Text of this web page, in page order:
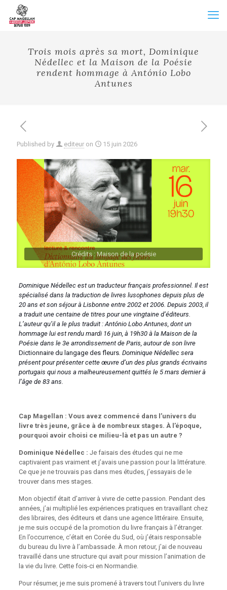
Trois mois après sa mort, Dominique
Nédellec et la Maison de la Poésie
rendent hommage à António Lobo
Antunes
Published by editeur on 15 juin 2026
Crédits : Maison de la poésie
Dominique Nédellec est un traducteur français professionnel. Il est
spécialisé dans la traduction de livres lusophones depuis plus de
20 ans et son séjour à Lisbonne entre 2002 et 2006. Depuis 2003, il
a traduit une centaine de titres pour une vingtaine d’éditeurs.
L’auteur qu’il a le plus traduit : António Lobo Antunes, dont un
hommage lui est rendu mardi 16 juin, à 19h30 à la Maison de la
Poésie dans le 3e arrondissement de Paris, autour de son livre
Dictionnaire du langage des fleurs. Dominique Nédellec sera
présent pour présenter cette œuvre d’un des plus grands écrivains
portugais qui nous a malheureusement quittés le 5 mars dernier à
l’âge de 83 ans.
Cap Magellan : Vous avez commencé dans l’univers du
livre très jeune, grâce à de nombreux stages. À l’époque,
pourquoi avoir choisi ce milieu-là et pas un autre ?
Dominique Nédellec : Je faisais des études qui ne me
captivaient pas vraiment et j’avais une passion pour la littérature.
Ce que je ne trouvais pas dans mes études, j’essayais de le
trouver dans mes stages.
Mon objectif était d’arriver à vivre de cette passion. Pendant des
années, j’ai multiplié les expériences pratiques en travaillant chez
des libraires, des éditeurs et dans une agence littéraire. Ensuite,
je me suis occupé de la promotion du livre français à l’étranger.
En l’occurrence, c’était en Corée du Sud, où j’étais responsable
du bureau du livre à l’ambassade. À mon retour, j’ai de nouveau
travaillé dans une structure qui avait pour mission l’animation de
la vie du livre. Cette fois-ci en Normandie.
Pour résumer, je me suis promené à travers tout l’univers du livre